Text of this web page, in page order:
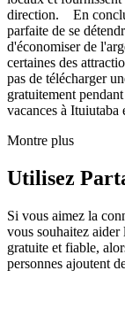
direction. En
parfaite de se
d'économiser de
certaines des
pas de télécharger
gratuitement
vacances à
Montre plus
Utilisez
Si vous aimez la
vous souhaitez
gratuite et fiable,
personnes ajoutent